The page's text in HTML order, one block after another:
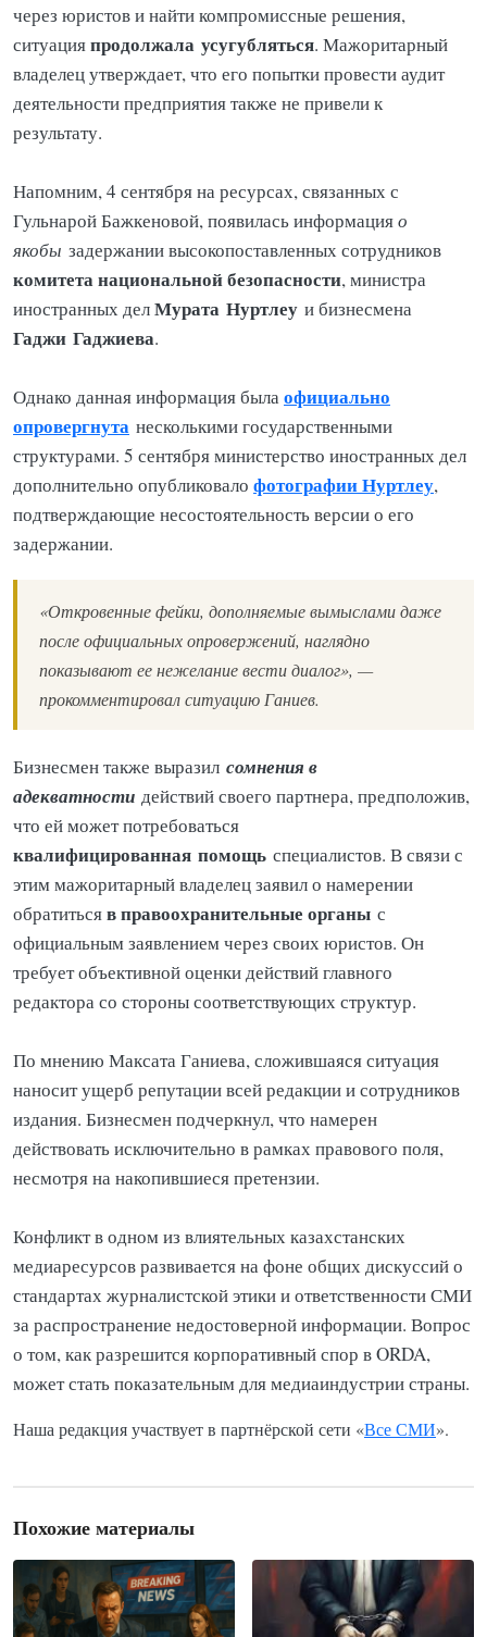
через юристов и найти компромиссные решения,
ситуацияпродолжала усугубляться. Мажоритарный
владелец утверждает, что его попытки провести аудит
деятельности предприятия также не привели к
результату.
Напомним, 4 сентября на ресурсах, связанных с
Гульнарой Бажкеновой, появилась информацияо
якобы задержании высокопоставленных сотрудников
комитета национальной безопасности, министра
иностранных делМурата Нуртлеу и бизнесмена
Гаджи Гаджиева.
Однако данная информация былаофициально
опровергнута несколькими государственными
структурами. 5 сентября министерство иностранных дел
дополнительно опубликовало фотографии Нуртлеу,
подтверждающие несостоятельность версии о его
задержании.
«Откровенные фейки, дополняемые вымыслами даже
после официальных опровержений, наглядно
показывают ее нежелание вести диалог», —
прокомментировал ситуацию Ганиев.
Бизнесмен также выразил сомнения в
адекватности действий своего партнера, предположив,
что ей может потребоваться
квалифицированная помощь специалистов. В связи с
этим мажоритарный владелец заявил о намерении
обратитьсяв правоохранительные органы с
официальным заявлением через своих юристов. Он
требует объективной оценки действий главного
редактора со стороны соответствующих структур.
По мнению Максата Ганиева, сложившаяся ситуация
наносит ущерб репутации всей редакции и сотрудников
издания. Бизнесмен подчеркнул, что намерен
действовать исключительно в рамках правового поля,
несмотря на накопившиеся претензии.
Конфликт в одном из влиятельных казахстанских
медиаресурсов развивается на фоне общих дискуссий о
стандартах журналистской этики и ответственности СМИ
за распространение недостоверной информации. Вопрос
о том, как разрешится корпоративный спор в ORDA,
может стать показательным для медиаиндустрии страны.
Наша редакция участвует в партнёрской сети «Все СМИ».
Похожие материалы